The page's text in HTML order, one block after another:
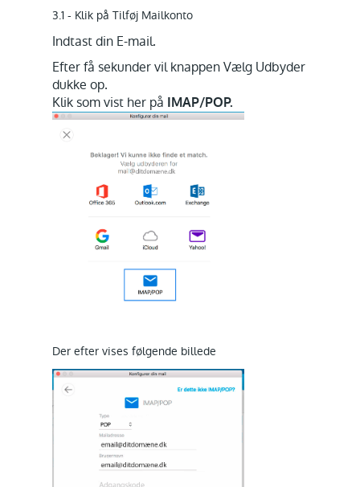
3.1 - Klik på Tilføj Mailkonto
Indtast din E-mail.
Efter få sekunder vil knappen Vælg Udbyder
dukke op.
Klik som vist her på IMAP/POP.
Der efter vises følgende billede